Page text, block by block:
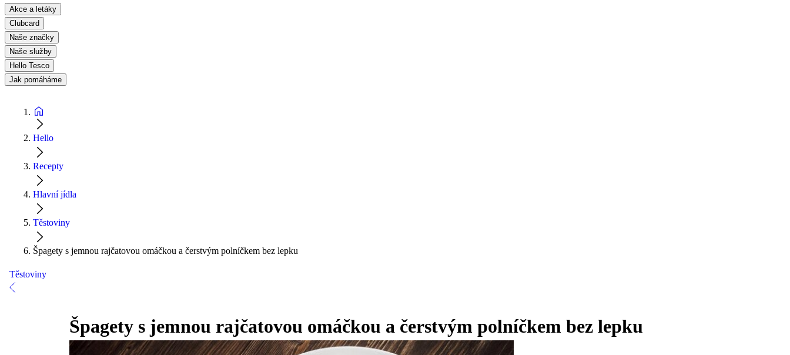
Akce a letáky
Clubcard
Naše značky
Naše služby
Hello Tesco
Jak pomáháme
Hello
Recepty
Hlavní jídla
Těstoviny
Špagety s jemnou rajčatovou omáčkou a čerstvým polníčkem bez lepku
Těstoviny
Špagety s jemnou rajčatovou omáčkou a čerstvým polníčkem bez lepku